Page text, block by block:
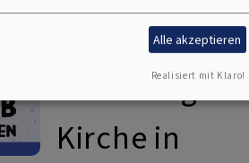
Konfirmation
der Evang.
Kirche in
Alle akzeptieren
Realisiert mit Klaro!